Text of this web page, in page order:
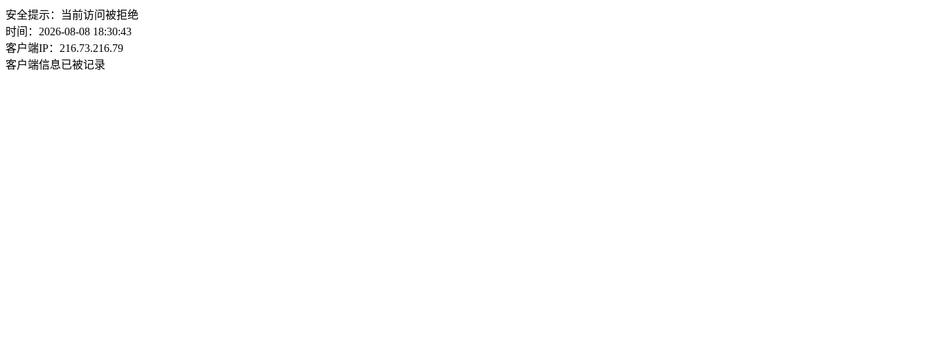
安全提示：当前访问被拒绝
时间：2026-08-08 18:30:43
客户端IP：216.73.216.79
客户端信息已被记录